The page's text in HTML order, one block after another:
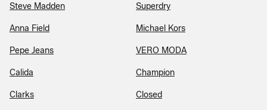
Steve Madden Superdry
Anna Field Michael Kors
Pepe Jeans VERO MODA
Calida Champion
Clarks Closed